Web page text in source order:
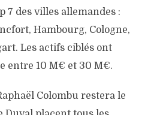
7 des villes allemandes :
Hambourg, Cologne,
Les actifs ciblés ont
entre 10 M€ et 30 M€.
Colombu restera le